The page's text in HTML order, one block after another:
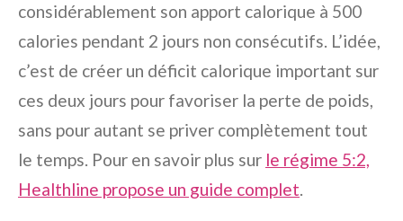
considérablement son apport calorique à 500
calories pendant 2 jours non consécutifs. L’idée,
c’est de créer un déficit calorique important sur
ces deux jours pour favoriser la perte de poids,
sans pour autant se priver complètement tout
le temps. Pour en savoir plus sur le régime 5:2,
Healthline propose un guide complet.